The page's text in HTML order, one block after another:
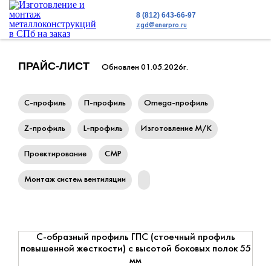
8 (812) 643-66-97
zgd@enerpro.ru
ПРАЙС-ЛИСТ Обновлен 01.05.2026г.
С-профиль П-профиль Omega-профиль
Z-профиль L-профиль Изготовление М/К
Проектирование СМР
Монтаж систем вентиляции
С-образный профиль ГПС (стоечный профиль
повышенной жесткости) с высотой боковых полок 55
мм